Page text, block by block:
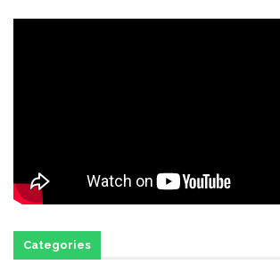
Categories